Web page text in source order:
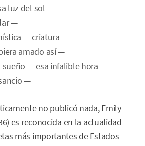
luz del sol —
—
— criatura —
amado así —
sueño — esa infalible hora —
—
no publicó nada, Emily
es reconocida en la actualidad
más importantes de Estados